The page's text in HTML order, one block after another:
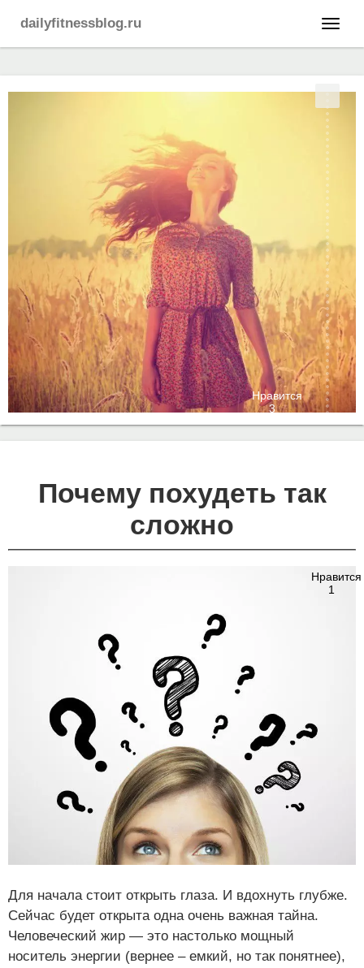
dailyfitnessblog.ru
Нравится
3
Почему похудеть так
сложно
Нравится
1
Для начала стоит открыть глаза. И вдохнуть глубже.
Сейчас будет открыта одна очень важная тайна.
Человеческий жир — это настолько мощный
носитель энергии (вернее – емкий, но так понятнее),